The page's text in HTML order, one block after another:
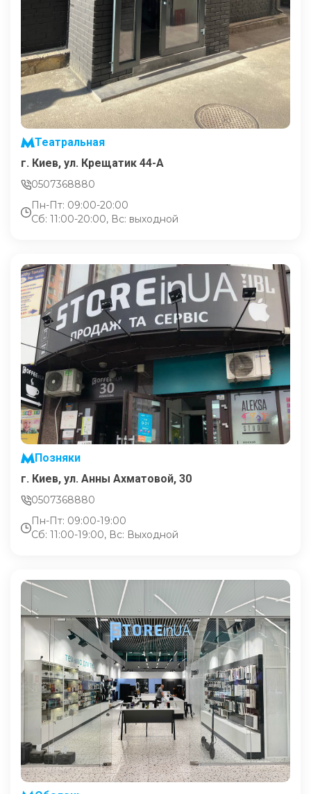
Театральная
г. Киев, ул. Крещатик 44-А
0507368880
Пн-Пт: 09:00-20:00
Сб: 11:00-20:00, Вс: выходной
Позняки
г. Киев, ул. Анны Ахматовой, 30
0507368880
Пн-Пт: 09:00-19:00
Сб: 11:00-19:00, Вс: Выходной